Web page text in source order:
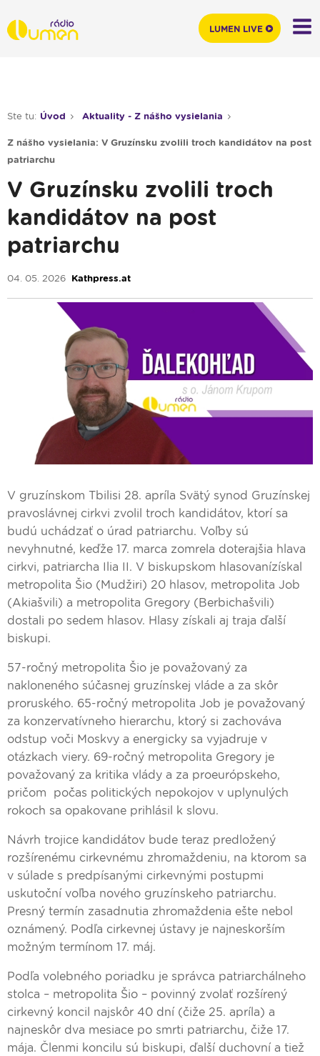
Ste tu: Úvod Aktuality - Z nášho vysielania
Z nášho vysielania: V Gruzínsku zvolili troch kandidátov na post
patriarchu
V Gruzínsku zvolili troch
kandidátov na post
patriarchu
04. 05. 2026 Kathpress.at
V gruzínskom Tbilisi 28. apríla Svätý synod Gruzínskej
pravoslávnej cirkvi zvolil troch kandidátov, ktorí sa
budú uchádzať o úrad patriarchu. Voľby sú
nevyhnutné, keďže 17. marca zomrela doterajšia hlava
cirkvi, patriarcha Ilia II. V biskupskom hlasovanízískal
metropolita Šio (Mudžiri) 20 hlasov, metropolita Job
(Akiašvili) a metropolita Gregory (Berbichašvili)
dostali po sedem hlasov. Hlasy získali aj traja ďalší
biskupi.
57-ročný metropolita Šio je považovaný za
nakloneného súčasnej gruzínskej vláde a za skôr
proruského. 65-ročný metropolita Job je považovaný
za konzervatívneho hierarchu, ktorý si zachováva
odstup voči Moskvy a energicky sa vyjadruje v
otázkach viery. 69-ročný metropolita Gregory je
považovaný za kritika vlády a za proeurópskeho,
pričom počas politických nepokojov v uplynulých
rokoch sa opakovane prihlásil k slovu.
Návrh trojice kandidátov bude teraz predložený
rozšírenému cirkevnému zhromaždeniu, na ktorom sa
v súlade s predpísanými cirkevnými postupmi
uskutoční voľba nového gruzínskeho patriarchu.
Presný termín zasadnutia zhromaždenia ešte nebol
oznámený. Podľa cirkevnej ústavy je najneskorším
možným termínom 17. máj.
Podľa volebného poriadku je správca patriarchálneho
stolca – metropolita Šio – povinný zvolať rozšírený
cirkevný koncil najskôr 40 dní (čiže 25. apríla) a
najneskôr dva mesiace po smrti patriarchu, čiže 17.
mája. Členmi koncilu sú biskupi, ďalší duchovní a tiež
LUMEN LIVE